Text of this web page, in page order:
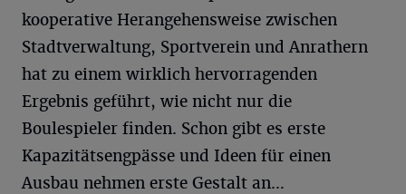
kooperative Herangehensweise zwischen
Stadtverwaltung, Sportverein und Anrathern
hat zu einem wirklich hervorragenden
Ergebnis geführt, wie nicht nur die
Boulespieler finden. Schon gibt es erste
Kapazitätsengpässe und Ideen für einen
Ausbau nehmen erste Gestalt an…